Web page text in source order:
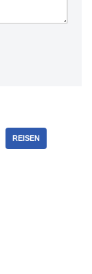
REISEN